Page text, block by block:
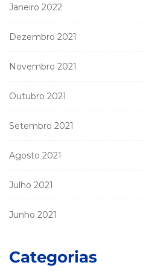
Janeiro 2022
Dezembro 2021
Novembro 2021
Outubro 2021
Setembro 2021
Agosto 2021
Julho 2021
Junho 2021
Categorias